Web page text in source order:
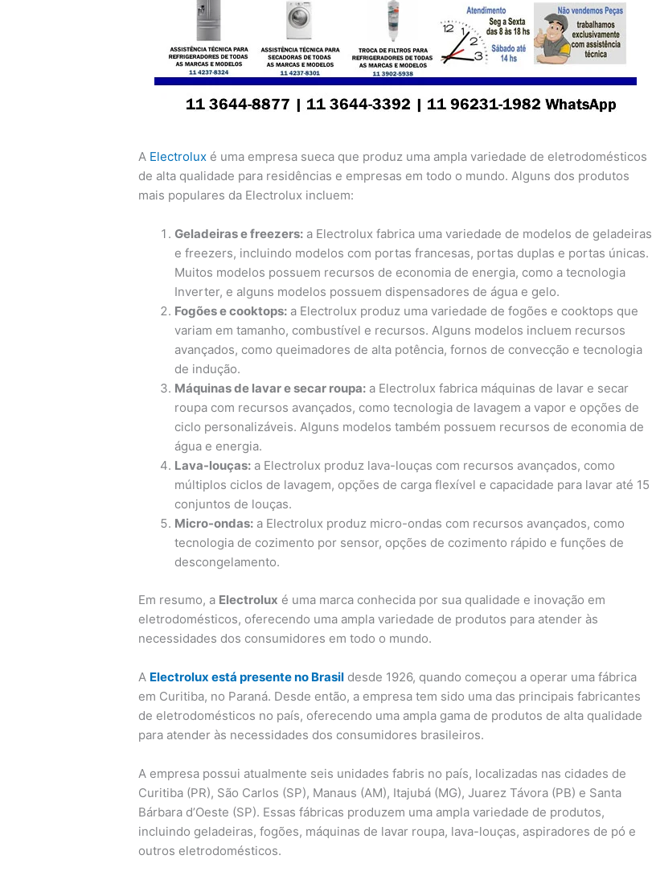
A Electrolux é uma empresa sueca que produz uma ampla variedade de eletrodomésticos
de alta qualidade para residências e empresas em todo o mundo. Alguns dos produtos
mais populares da Electrolux incluem:
Geladeiras e freezers: a Electrolux fabrica uma variedade de modelos de geladeiras
e freezers, incluindo modelos com portas francesas, portas duplas e portas únicas.
Muitos modelos possuem recursos de economia de energia, como a tecnologia
Inverter, e alguns modelos possuem dispensadores de água e gelo.
Fogões e cooktops: a Electrolux produz uma variedade de fogões e cooktops que
variam em tamanho, combustível e recursos. Alguns modelos incluem recursos
avançados, como queimadores de alta potência, fornos de convecção e tecnologia
de indução.
Máquinas de lavar e secar roupa: a Electrolux fabrica máquinas de lavar e secar
roupa com recursos avançados, como tecnologia de lavagem a vapor e opções de
ciclo personalizáveis. Alguns modelos também possuem recursos de economia de
água e energia.
Lava-louças: a Electrolux produz lava-louças com recursos avançados, como
múltiplos ciclos de lavagem, opções de carga flexível e capacidade para lavar até 15
conjuntos de louças.
Micro-ondas: a Electrolux produz micro-ondas com recursos avançados, como
tecnologia de cozimento por sensor, opções de cozimento rápido e funções de
descongelamento.
Em resumo, a Electrolux é uma marca conhecida por sua qualidade e inovação em
eletrodomésticos, oferecendo uma ampla variedade de produtos para atender às
necessidades dos consumidores em todo o mundo.
A Electrolux está presente no Brasil desde 1926, quando começou a operar uma fábrica
em Curitiba, no Paraná. Desde então, a empresa tem sido uma das principais fabricantes
de eletrodomésticos no país, oferecendo uma ampla gama de produtos de alta qualidade
para atender às necessidades dos consumidores brasileiros.
A empresa possui atualmente seis unidades fabris no país, localizadas nas cidades de
Curitiba (PR), São Carlos (SP), Manaus (AM), Itajubá (MG), Juarez Távora (PB) e Santa
Bárbara d’Oeste (SP). Essas fábricas produzem uma ampla variedade de produtos,
incluindo geladeiras, fogões, máquinas de lavar roupa, lava-louças, aspiradores de pó e
outros eletrodomésticos.